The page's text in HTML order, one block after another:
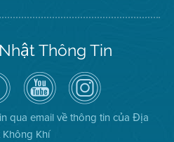
Thông Tin
Kênh
YouTube
của
Địa
Hạt
Không
Khí
Air
District
on
Instagram
qua email về thông tin của Địa
Không Khí